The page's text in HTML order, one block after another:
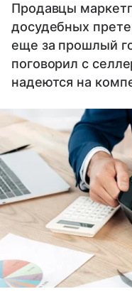
Продавцы
досудебных
еще за прошлый
поговорил с
надеются на